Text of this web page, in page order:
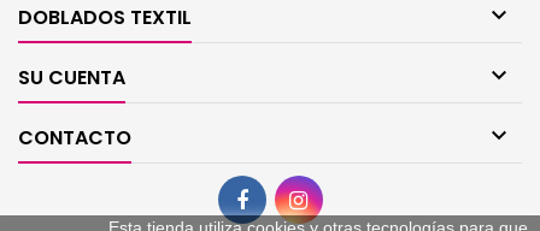
DOBLADOS TEXTIL 
SU CUENTA 
CONTACTO 